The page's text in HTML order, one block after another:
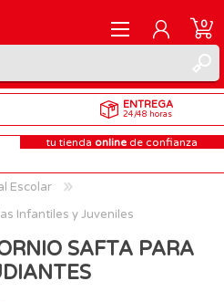
REGISTRARME
INICIAR SESIÓN
0
ENTREGA
24/48 horas
tu tienda online de confianza
Escolar
Infantiles y Juveniles
SAFTA PARA